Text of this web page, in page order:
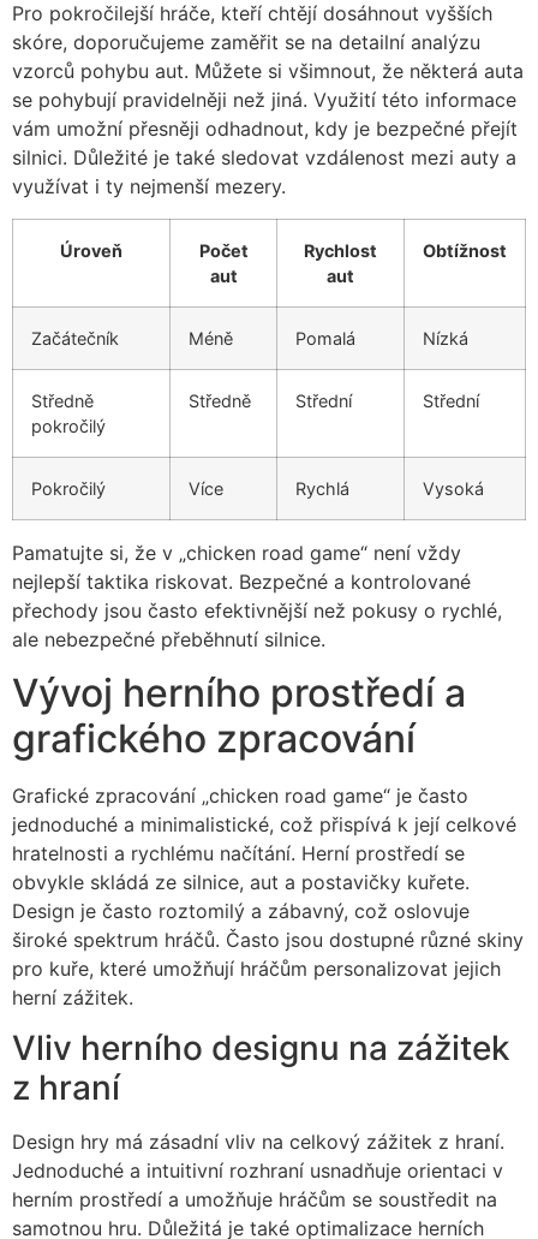
Pro pokročilejší hráče, kteří chtějí dosáhnout vyšších
skóre, doporučujeme zaměřit se na detailní analýzu
vzorců pohybu aut. Můžete si všimnout, že některá auta
se pohybují pravidelněji než jiná. Využití této informace
vám umožní přesněji odhadnout, kdy je bezpečné přejít
silnici. Důležité je také sledovat vzdálenost mezi auty a
využívat i ty nejmenší mezery.
Úroveň
Počet
aut
Rychlost
aut
Obtížnost
Začátečník Méně Pomalá Nízká
Středně
pokročilý
Středně Střední Střední
Pokročilý Více Rychlá Vysoká
Pamatujte si, že v „chicken road game“ není vždy
nejlepší taktika riskovat. Bezpečné a kontrolované
přechody jsou často efektivnější než pokusy o rychlé,
ale nebezpečné přeběhnutí silnice.
Vývoj herního prostředí a
grafického zpracování
Grafické zpracování „chicken road game“ je často
jednoduché a minimalistické, což přispívá k její celkové
hratelnosti a rychlému načítání. Herní prostředí se
obvykle skládá ze silnice, aut a postavičky kuřete.
Design je často roztomilý a zábavný, což oslovuje
široké spektrum hráčů. Často jsou dostupné různé skiny
pro kuře, které umožňují hráčům personalizovat jejich
herní zážitek.
Vliv herního designu na zážitek
z hraní
Design hry má zásadní vliv na celkový zážitek z hraní.
Jednoduché a intuitivní rozhraní usnadňuje orientaci v
herním prostředí a umožňuje hráčům se soustředit na
samotnou hru. Důležitá je také optimalizace herních